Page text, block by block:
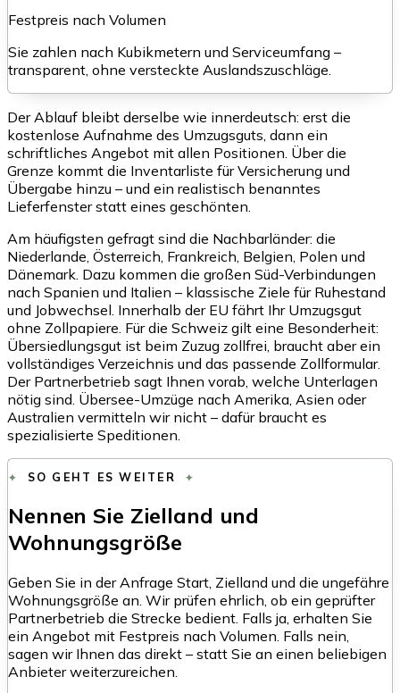
Festpreis nach Volumen
Sie zahlen nach Kubikmetern und Serviceumfang –
transparent, ohne versteckte Auslandszuschläge.
Der Ablauf bleibt derselbe wie innerdeutsch: erst die
kostenlose Aufnahme des Umzugsguts, dann ein
schriftliches Angebot mit allen Positionen. Über die
Grenze kommt die Inventarliste für Versicherung und
Übergabe hinzu – und ein realistisch benanntes
Lieferfenster statt eines geschönten.
Am häufigsten gefragt sind die Nachbarländer: die
Niederlande, Österreich, Frankreich, Belgien, Polen und
Dänemark. Dazu kommen die großen Süd-Verbindungen
nach Spanien und Italien – klassische Ziele für Ruhestand
und Jobwechsel. Innerhalb der EU fährt Ihr Umzugsgut
ohne Zollpapiere. Für die Schweiz gilt eine Besonderheit:
Übersiedlungsgut ist beim Zuzug zollfrei, braucht aber ein
vollständiges Verzeichnis und das passende Zollformular.
Der Partnerbetrieb sagt Ihnen vorab, welche Unterlagen
nötig sind. Übersee-Umzüge nach Amerika, Asien oder
Australien vermitteln wir nicht – dafür braucht es
spezialisierte Speditionen.
SO GEHT ES WEITER
Nennen Sie Zielland und
Wohnungsgröße
Geben Sie in der Anfrage Start, Zielland und die ungefähre
Wohnungsgröße an. Wir prüfen ehrlich, ob ein geprüfter
Partnerbetrieb die Strecke bedient. Falls ja, erhalten Sie
ein Angebot mit Festpreis nach Volumen. Falls nein,
sagen wir Ihnen das direkt – statt Sie an einen beliebigen
Anbieter weiterzureichen.